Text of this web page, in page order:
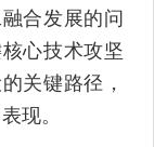
合发展的问
心技术攻坚
关键路径，
现。